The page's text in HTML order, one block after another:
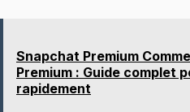
Snapchat Premium
Premium : Guide complet
rapidement